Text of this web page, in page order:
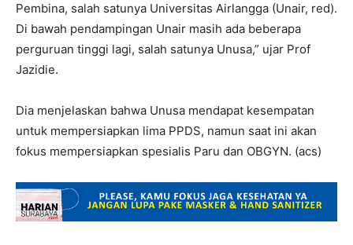
Pembina, salah satunya Universitas Airlangga (Unair, red).
Di bawah pendampingan Unair masih ada beberapa
perguruan tinggi lagi, salah satunya Unusa,” ujar Prof
Jazidie.
Dia menjelaskan bahwa Unusa mendapat kesempatan
untuk mempersiapkan lima PPDS, namun saat ini akan
fokus mempersiapkan spesialis Paru dan OBGYN. (acs)